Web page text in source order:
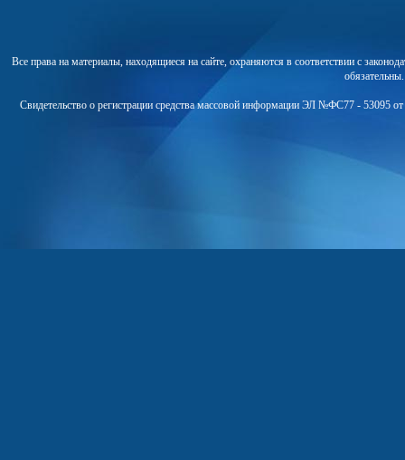
Все права на материалы, находящиеся на сайте, охраняются в соответствии с
Свидетельство о регистрации средства массовой информации ЭЛ №ФС77 - 53095